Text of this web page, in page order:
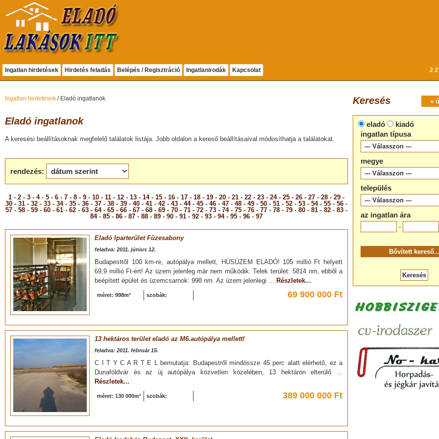
2
Ingatlan hirdetések Hirdetés feladás Belépés / Regisztráció Ingatlanirodák Kapcsolat
«
Keresés
eladó
kiadó
ingatlan típusa
megye
település
az ingatlan ára
-
Ingatlan hirdetések / Eladó ingatlanok
Eladó ingatlanok
A keresési beállításoknak megfelelő találatok listája. Jobb oldalon a kereső beállításaival módosíthatja a találatokat.
rendezés:
1 - 2 - 3 - 4- 5 - 6 - 7 - 8 - 9 - 10 - 11 - 12 - 13 - 14- 15 - 16 - 17 - 18 - 19 - 20 - 21 - 22 - 23 - 24- 25 - 26 - 27 - 28 - 29 -
30 - 31 - 32 - 33 - 34- 35 - 36 - 37 - 38 - 39 - 40 - 41 - 42 - 43 - 44- 45 - 46 - 47 - 48 - 49 - 50 - 51 - 52 - 53 - 54- 55 - 56 -
57 - 58 - 59 - 60 - 61 - 62 - 63 - 64- 65 - 66 - 67 - 68 - 69 - 70 - 71 - 72 - 73 - 74- 75 - 76 - 77 - 78 - 79 - 80 - 81 - 82 - 83 -
84- 85 - 86 - 87 - 88 - 89 - 90 - 91 - 92 - 93 - 94- 95 - 96 - 97
Eladó Iparterület Füzesabony
feladva: 2011. június 12.
Budapesttől 100 km-re, autópálya mellett, HÚSÜZEM ELADÓ! 105 millió Ft helyett
69,9 millió Ft-ért! Az üzem jelenleg már nem működik. Telek terület: 5814 nm, ebből a
beépített épület és üzemcsarnok: 998 nm. Az üzem jelenlegi ... Részletek...
méret: 998m² szobák: 69 900 000 Ft
13 hektáros terület eladó az M6.autópálya mellett!
feladva: 2011. február 15.
C I T Y C A R T E L bemutatja: Budapestről mindössze 45 perc alatt elérhető, ez a
Dunaföldvár és az új autópálya közvetlen közelében, 13 hektáron elterülő ...
Részletek...
méret: 130 000m² szobák: 389 000 000 Ft